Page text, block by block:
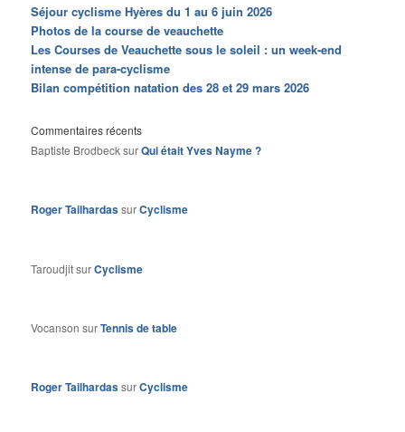
Séjour cyclisme Hyères du 1 au 6 juin 2026
Photos de la course de veauchette
Les Courses de Veauchette sous le soleil : un week-end
intense de para-cyclisme
Bilan compétition natation des 28 et 29 mars 2026
Commentaires récents
Baptiste BrodbecksurQui était Yves Nayme ?
Roger TailhardassurCyclisme
TaroudjitsurCyclisme
Vocanson surTennis de table
Roger TailhardassurCyclisme